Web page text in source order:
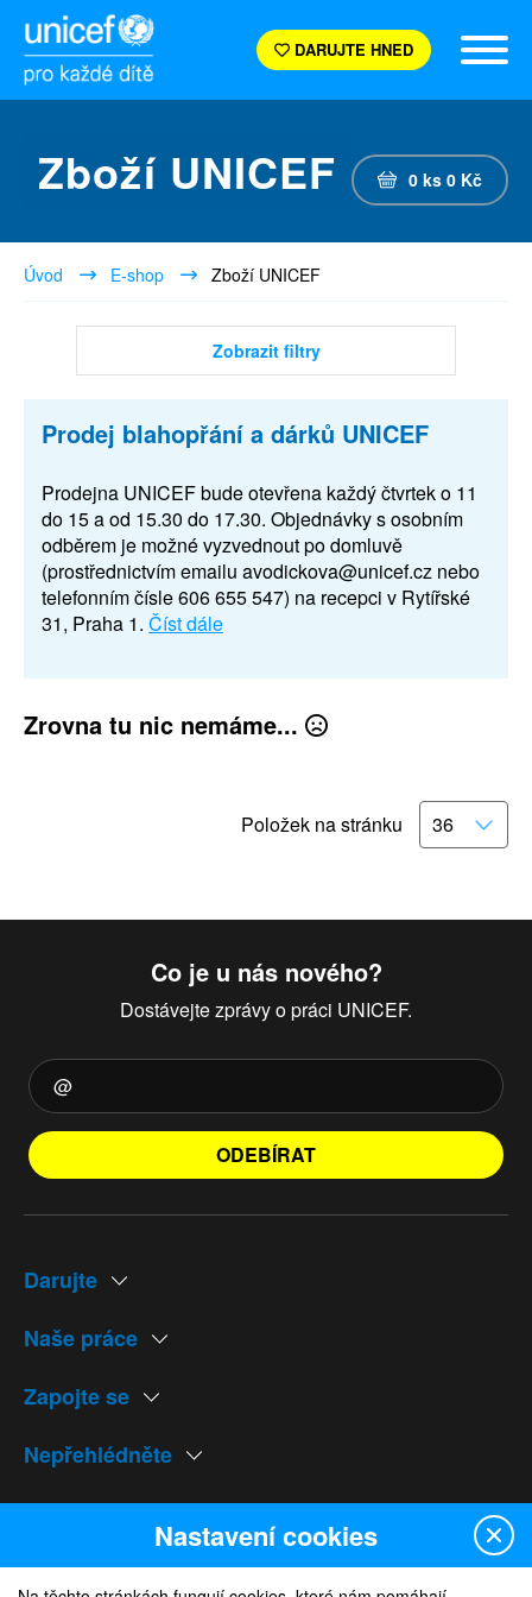
DARUJTE HNED
Zboží UNICEF 0 ks 0 Kč
Úvod E-shop Zboží UNICEF
Zobrazit filtry
Prodej blahopřání a dárků UNICEF
Prodejna UNICEF bude otevřena každý čtvrtek o 11
do 15 a od 15.30 do 17.30. Objednávky s osobním
odběrem je možné vyzvednout po domluvě
(prostřednictvím emailu avodickova@unicef.cz nebo
telefonním čísle 606 655 547) na recepci v Rytířské
31, Praha 1. Číst dále
Zrovna tu nic nemáme...
Položek na stránku
Co je u nás nového?
Dostávejte zprávy o práci UNICEF.
ODEBÍRAT
Darujte
Naše práce
Zapojte se
Nepřehlédněte
Naše weby
Nastavení cookies